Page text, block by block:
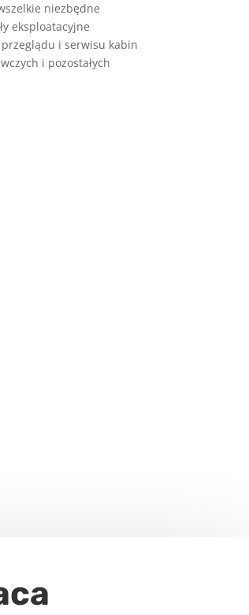
niezbędne
eksploatacyjne
i serwisu kabin
i pozostałych